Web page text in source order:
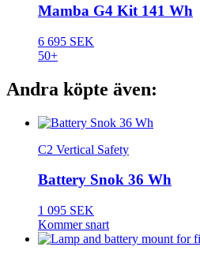
Mamba G4 Kit 141 Wh
6 695 SEK
50+
Andra köpte även:
C2 Vertical Safety
Battery Snok 36 Wh
1 095 SEK
Kommer snart